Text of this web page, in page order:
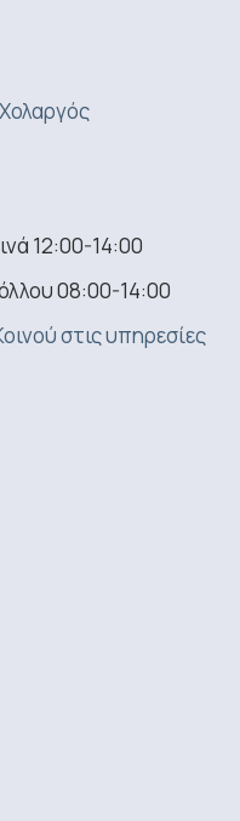
12:00-14:00
08:00-14:00
στις υπηρεσίες